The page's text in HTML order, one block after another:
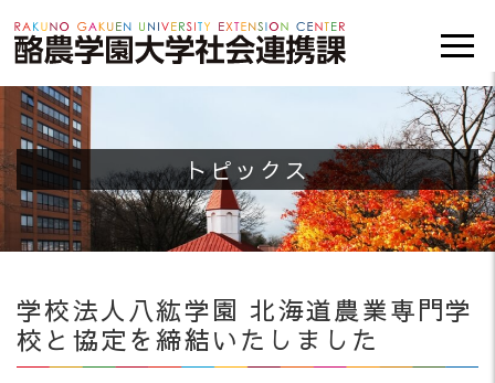
トピックス
学校法人八紘学園 北海道農業専門学
校と協定を締結いたしました